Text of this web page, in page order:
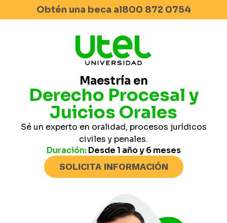
Obtén una beca al800 872 0754
Maestría en
Derecho Procesal y
Juicios Orales
Sé un experto en oralidad, procesos jurídicos
civiles y penales.
Duración:Desde 1 año y 6 meses
SOLICITA INFORMACIÓN